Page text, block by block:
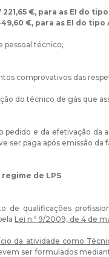
221,65 €, para as EI do tipo
€, para as EI do tipo
técnico;
comprovativos das
do técnico de gás que
pedido e da efetivação da
ser paga após emissão da
de LPS
de qualificações
Lei n.º 9/2009, de 4 de
da atividade como
ser formulados